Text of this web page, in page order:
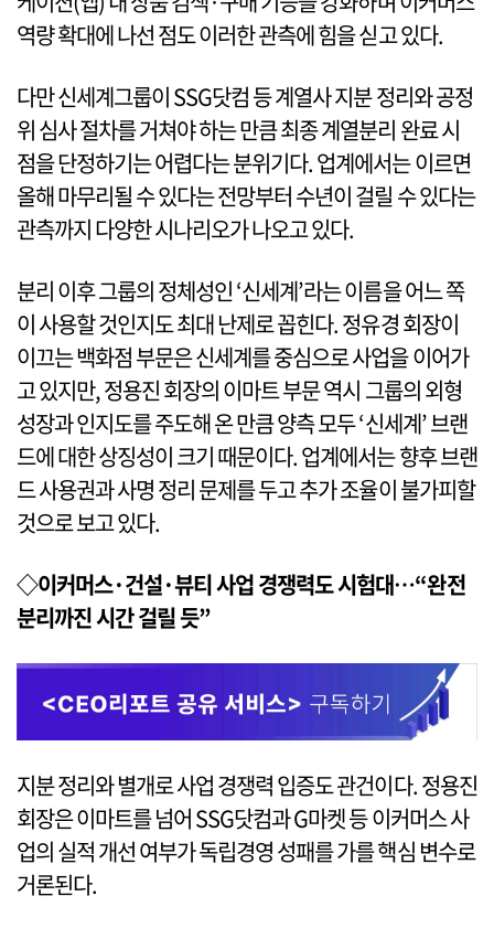
역량 확대에 나선 점도 이러한 관측에 힘을 싣고 있다.
다만 신세계그룹이 SSG닷컴 등 계열사 지분 정리와 공정
위 심사 절차를 거쳐야 하는 만큼 최종 계열분리 완료 시
점을 단정하기는 어렵다는 분위기다. 업계에서는 이르면
올해 마무리될 수 있다는 전망부터 수년이 걸릴 수 있다는
관측까지 다양한 시나리오가 나오고 있다.
분리 이후 그룹의 정체성인 ‘신세계’라는 이름을 어느 쪽
이 사용할 것인지도 최대 난제로 꼽힌다. 정유경 회장이
이끄는 백화점 부문은 신세계를 중심으로 사업을 이어가
고 있지만, 정용진 회장의 이마트 부문 역시 그룹의 외형
성장과 인지도를 주도해 온 만큼 양측 모두 ‘신세계’ 브랜
드에 대한 상징성이 크기 때문이다. 업계에서는 향후 브랜
드 사용권과 사명 정리 문제를 두고 추가 조율이 불가피할
것으로 보고 있다.
◇이커머스·건설·뷰티 사업 경쟁력도 시험대…“완전
분리까진 시간 걸릴 듯”
지분 정리와 별개로 사업 경쟁력 입증도 관건이다. 정용진
회장은 이마트를 넘어 SSG닷컴과 G마켓 등 이커머스 사
업의 실적 개선 여부가 독립경영 성패를 가를 핵심 변수로
거론된다.